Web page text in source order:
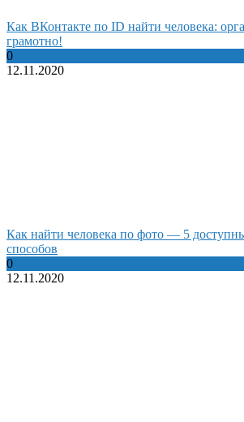
Как ВКонтакте по ID найти человека:
грамотно!
0
12.11.2020
Как найти человека по фото — 5
способов
0
12.11.2020